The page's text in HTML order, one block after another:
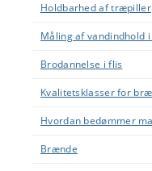
Holdbarhed af træpiller
Måling af vandindhold
Brodannelse i flis
Kvalitetsklasser for
Hvordan bedømmer
Brænde